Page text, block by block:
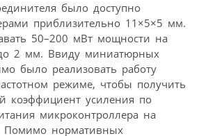
было доступно
приблизительно 11×5×5 мм.
50–200 мВт мощности на
2 мм. Ввиду миниатюрных
было реализовать работу
режиме, чтобы получить
коэффициент усиления по
микроконтроллера на
Помимо нормативных